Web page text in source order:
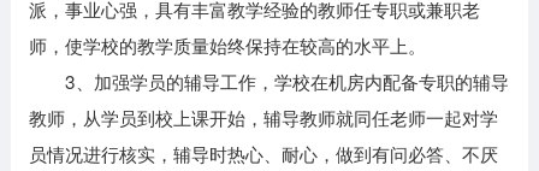
派，事业心强，具有丰富教学经验的教师任专职或兼职老
师，使学校的教学质量始终保持在较高的水平上。
3、加强学员的辅导工作，学校在机房内配备专职的辅导
教师，从学员到校上课开始，辅导教师就同任老师一起对学
员情况进行核实，辅导时热心、耐心，做到有问必答、不厌